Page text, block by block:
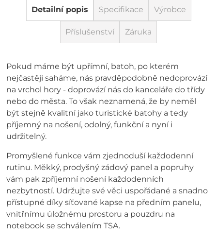
Detailní popis Specifikace Výrobce
Příslušenství Záruka
Pokud máme být upřímní, batoh, po kterém
nejčastěji saháme, nás pravděpodobně nedoprovází
na vrchol hory - doprovází nás do kanceláře do třídy
nebo do města. To však neznamená, že by neměl
být stejně kvalitní jako turistické batohy a tedy
příjemný na nošení, odolný, funkční a nyní i
udržitelný.
Promyšlené funkce vám zjednoduší každodenní
rutinu. Měkký, prodyšný zádový panel a popruhy
vám pak zpříjemní nošení každodenních
nezbytností. Udržujte své věci uspořádané a snadno
přístupné díky síťované kapse na předním panelu,
vnitřnímu úložnému prostoru a pouzdru na
notebook se schválením TSA.